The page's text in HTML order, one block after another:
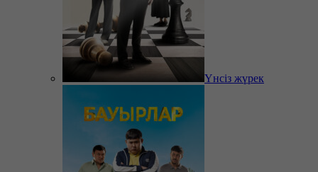
Үнсіз жүрек